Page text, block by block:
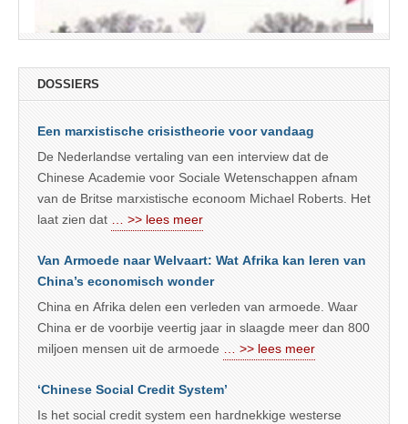
DOSSIERS
Een marxistische crisistheorie voor vandaag
De Nederlandse vertaling van een interview dat de
Chinese Academie voor Sociale Wetenschappen afnam
van de Britse marxistische econoom Michael Roberts. Het
laat zien dat … >> lees meer
Van Armoede naar Welvaart: Wat Afrika kan leren van
China’s economisch wonder
China en Afrika delen een verleden van armoede. Waar
China er de voorbije veertig jaar in slaagde meer dan 800
miljoen mensen uit de armoede … >> lees meer
‘Chinese Social Credit System’
Is het social credit system een hardnekkige westerse